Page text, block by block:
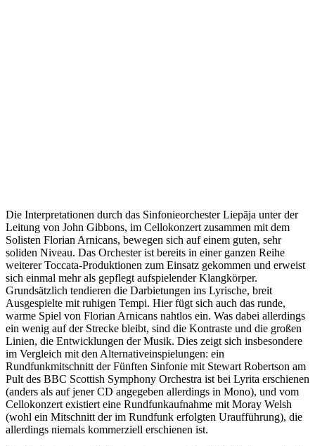
Die Interpretationen durch das Sinfonieorchester Liepāja unter der
Leitung von John Gibbons, im Cellokonzert zusammen mit dem
Solisten Florian Arnicans, bewegen sich auf einem guten, sehr
soliden Niveau. Das Orchester ist bereits in einer ganzen Reihe
weiterer Toccata-Produktionen zum Einsatz gekommen und erweist
sich einmal mehr als gepflegt aufspielender Klangkörper.
Grundsätzlich tendieren die Darbietungen ins Lyrische, breit
Ausgespielte mit ruhigen Tempi. Hier fügt sich auch das runde,
warme Spiel von Florian Arnicans nahtlos ein. Was dabei allerdings
ein wenig auf der Strecke bleibt, sind die Kontraste und die großen
Linien, die Entwicklungen der Musik. Dies zeigt sich insbesondere
im Vergleich mit den Alternativeinspielungen: ein
Rundfunkmitschnitt der Fünften Sinfonie mit Stewart Robertson am
Pult des BBC Scottish Symphony Orchestra ist bei Lyrita erschienen
(anders als auf jener CD angegeben allerdings in Mono), und vom
Cellokonzert existiert eine Rundfunkaufnahme mit Moray Welsh
(wohl ein Mitschnitt der im Rundfunk erfolgten Uraufführung), die
allerdings niemals kommerziell erschienen ist.